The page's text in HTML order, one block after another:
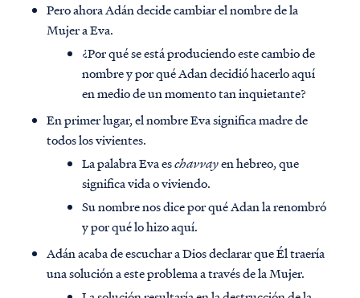
Pero ahora Adán decide cambiar el nombre de la
Mujer a Eva.
¿Por qué se está produciendo este cambio de
nombre y por qué Adan decidió hacerlo aquí
en medio de un momento tan inquietante?
En primer lugar, el nombre Eva significa madre de
todos los vivientes.
La palabra Eva eschavvayen hebreo, que
significa vida o viviendo.
Su nombre nos dice por qué Adan la renombró
y por qué lo hizo aquí.
Adán acaba de escuchar a Dios declarar que Él traería
una solución a este problema a través de la Mujer.